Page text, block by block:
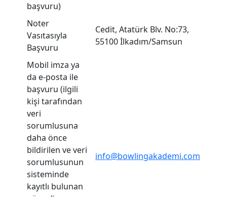
başvuru)
Noter
Vasıtasıyla
Başvuru
Cedit, Atatürk Blv. No:73,
55100 İlkadım/Samsun
Mobil imza ya
da e-posta ile
başvuru (ilgili
kişi tarafından
veri
sorumlusuna
daha önce
bildirilen ve veri
sorumlusunun
sisteminde
kayıtlı bulunan
info@bowlingakademi.com